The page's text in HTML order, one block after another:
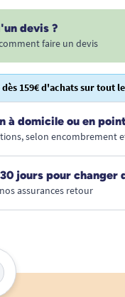
devis ?
faire un devis
159€ d'achats sur tout
à domicile ou en
selon encombrement
jours pour changer
assurances retour